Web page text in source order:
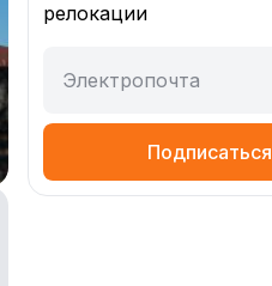
релокации
Электропочта
Подписаться